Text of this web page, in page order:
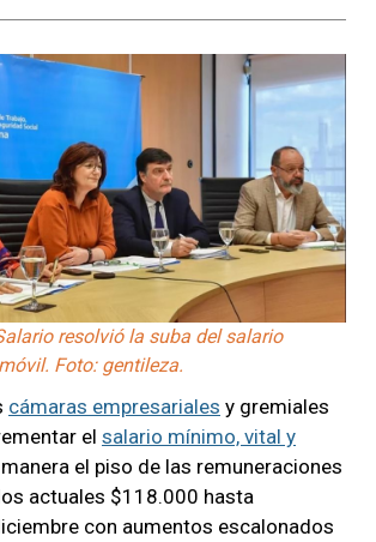
resolvió la suba del salario
Foto: gentileza.
cámaras empresariales y gremiales
el salario mínimo, vital y
el piso de las remuneraciones
actuales $118.000 hasta
con aumentos escalonados